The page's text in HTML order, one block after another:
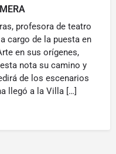
profesora de teatro
cargo de la puesta en
en sus orígenes,
nota su camino y
de los escenarios
llegó a la Villa […]